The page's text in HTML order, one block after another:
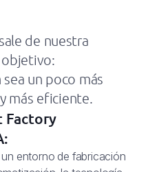
de nuestra
objetivo:
un poco más
más eficiente.
Factory
entorno de fabricación